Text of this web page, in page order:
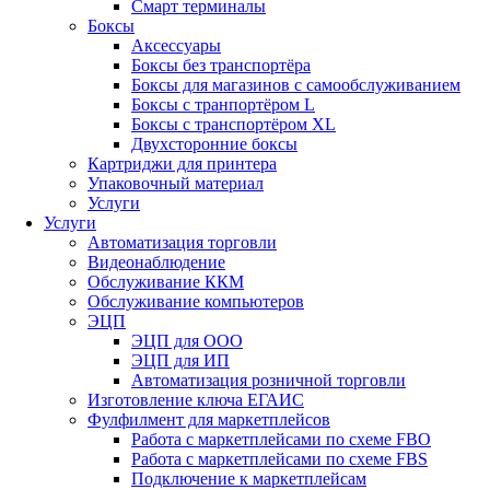
Смарт терминалы
Боксы
Аксессуары
Боксы без транспортёра
Боксы для магазинов с самообслуживанием
Боксы с транпортёром L
Боксы с транспортёром XL
Двухсторонние боксы
Картриджи для принтера
Упаковочный материал
Услуги
Услуги
Автоматизация торговли
Видеонаблюдение
Обслуживание ККМ
Обслуживание компьютеров
ЭЦП
ЭЦП для ООО
ЭЦП для ИП
Автоматизация розничной торговли
Изготовление ключа ЕГАИС
Фулфилмент для маркетплейсов
Работа с маркетплейсами по схеме FBO
Работа с маркетплейсами по схеме FBS
Подключение к маркетплейсам